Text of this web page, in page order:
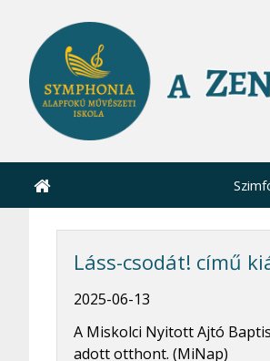
Láss-csodát! című
2025-06-13
A Miskolci Nyitott Ajtó
adott otthont. (MiNap)